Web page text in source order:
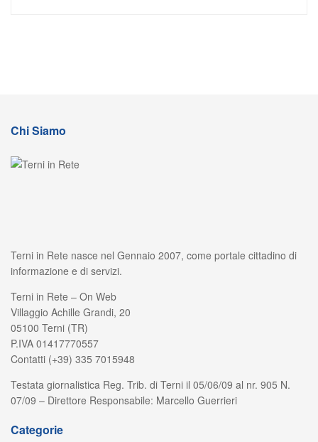
Chi Siamo
Terni in Rete nasce nel Gennaio 2007, come portale cittadino di
informazione e di servizi.
Terni in Rete – On Web
Villaggio Achille Grandi, 20
05100 Terni (TR)
P.IVA 01417770557
Contatti (+39) 335 7015948
Testata giornalistica Reg. Trib. di Terni il 05/06/09 al nr. 905 N.
07/09 – Direttore Responsabile: Marcello Guerrieri
Categorie